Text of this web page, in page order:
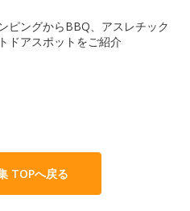
ピングからBBQ、アスレチック
ドアスポットをご紹介
TOPへ戻る